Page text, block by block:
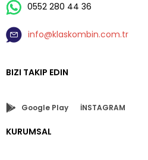
0552 280 44 36
info@klaskombin.com.tr
BIZI TAKIP EDIN
Google Play İNSTAGRAM
KURUMSAL